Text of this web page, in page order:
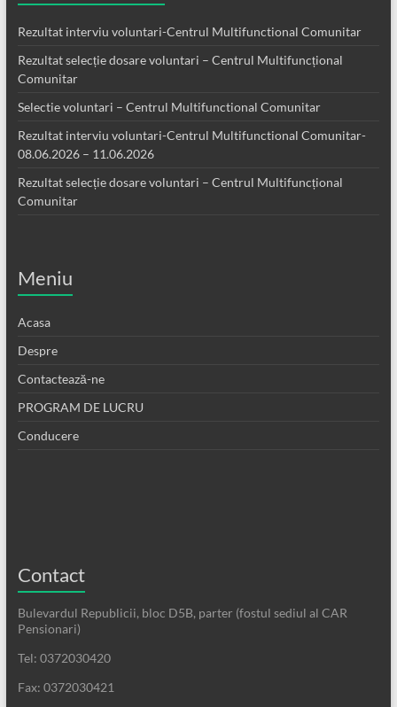
Rezultat interviu voluntari-Centrul Multifunctional Comunitar
Rezultat selecție dosare voluntari – Centrul Multifuncțional
Comunitar
Selectie voluntari – Centrul Multifunctional Comunitar
Rezultat interviu voluntari-Centrul Multifunctional Comunitar-
08.06.2026 – 11.06.2026
Rezultat selecție dosare voluntari – Centrul Multifuncțional
Comunitar
Meniu
Acasa
Despre
Contactează-ne
PROGRAM DE LUCRU
Conducere
Contact
Bulevardul Republicii, bloc D5B, parter (fostul sediul al CAR
Pensionari)
Tel: 0372030420
Fax: 0372030421